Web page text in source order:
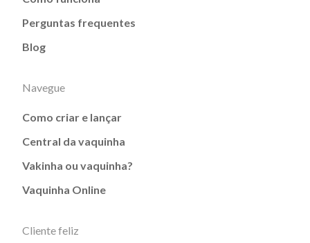
Perguntas frequentes
Blog
Navegue
Como criar e lançar
Central da vaquinha
Vakinha ou vaquinha?
Vaquinha Online
Cliente feliz